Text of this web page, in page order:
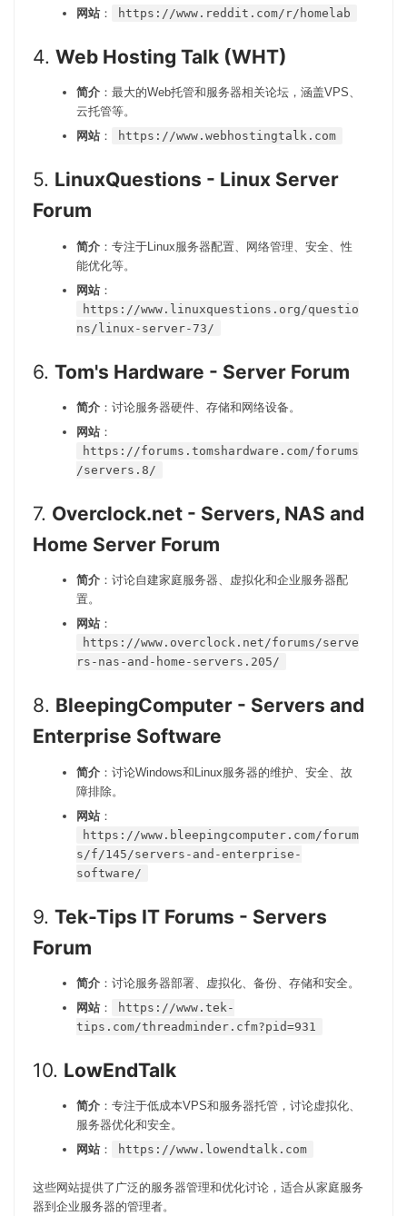
网站： https://www.reddit.com/r/homelab
4. Web Hosting Talk (WHT)
简介：最大的Web托管和服务器相关论坛，涵盖VPS、
云托管等。
网站： https://www.webhostingtalk.com
5. LinuxQuestions - Linux Server
Forum
简介：专注于Linux服务器配置、网络管理、安全、性
能优化等。
网站：
https://www.linuxquestions.org/questio
ns/linux-server-73/
6. Tom's Hardware - Server Forum
简介：讨论服务器硬件、存储和网络设备。
网站：
https://forums.tomshardware.com/forums
/servers.8/
7. Overclock.net - Servers, NAS and
Home Server Forum
简介：讨论自建家庭服务器、虚拟化和企业服务器配
置。
网站：
https://www.overclock.net/forums/serve
rs-nas-and-home-servers.205/
8. BleepingComputer - Servers and
Enterprise Software
简介：讨论Windows和Linux服务器的维护、安全、故
障排除。
网站：
https://www.bleepingcomputer.com/forum
s/f/145/servers-and-enterprise-
software/
9. Tek-Tips IT Forums - Servers
Forum
简介：讨论服务器部署、虚拟化、备份、存储和安全。
网站：
https://www.tek-
tips.com/threadminder.cfm?pid=931
10. LowEndTalk
简介：专注于低成本VPS和服务器托管，讨论虚拟化、
服务器优化和安全。
网站： https://www.lowendtalk.com
这些网站提供了广泛的服务器管理和优化讨论，适合从家庭服务
器到企业服务器的管理者。